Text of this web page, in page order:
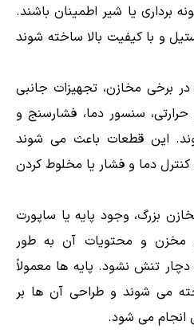
برداری یا شیر اطمینان باشند.
و با کیفیت بالا ساخته شوند
در برخی مخازن، تجهیزات جانبی
سنسور دما، فشارسنج و
این قطعات باعث می شوند
کنترل دما و فشار یا مخلوط کردن
بزرگ، وجود پایه یا ساپورت
و محتویات آن به طور
تنش نشود. پایه ها معمولاً
می شوند و طراحی آن ها بر
انجام می شود.